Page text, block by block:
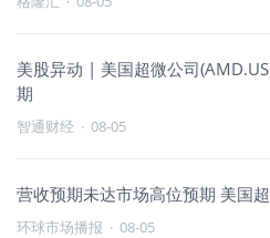
美股异动 | 美国超微公司
期
智通财经 · 08-05
营收预期未达市场高位预期 美国
环球市场播报 · 08-05